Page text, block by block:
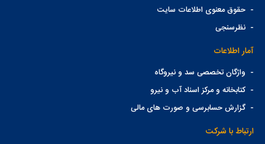
-حقوق معنوی اطلاعات سایت
-نظرسنجی
آمار اطلاعات
- واژگان تخصصی سد و نیروگاه
-کتابخانه و مرکز اسناد آب و نیرو
-گزارش حسابرسی و صورت های مالی
ارتباط با شرکت